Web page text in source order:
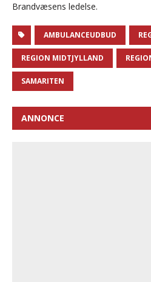
Brandvæsens ledelse.
AMBULANCEUDBUD
REGION MIDTJYLLAND
SAMARITEN
ANNONCE